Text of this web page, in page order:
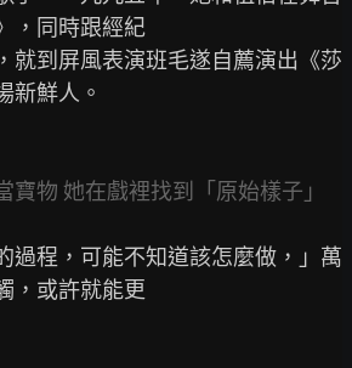
，同時跟經紀
就到屏風表演班毛遂自薦演出《莎
新鮮人。
寶物 她在戲裡找到「原始樣子」
過程，可能不知道該怎麼做，」萬
，或許就能更